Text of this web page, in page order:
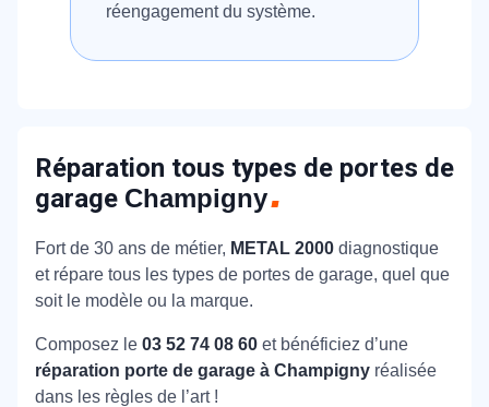
réengagement du système.
Réparation tous types de portes de
garage Champigny
Fort de 30 ans de métier, METAL 2000 diagnostique
et répare tous les types de portes de garage, quel que
soit le modèle ou la marque.
Composez le 03 52 74 08 60 et bénéficiez d’une
réparation porte de garage à Champigny réalisée
dans les règles de l’art !